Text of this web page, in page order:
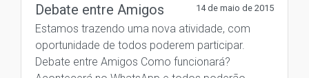
Debate entre Amigos 14 de maio de 2015
Estamos trazendo uma nova atividade, com
oportunidade de todos poderem participar.
Debate entre Amigos Como funcionará?